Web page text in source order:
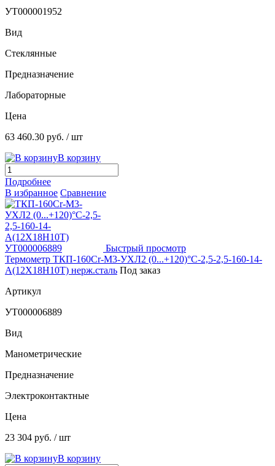
УТ000001952
Вид
Стеклянные
Предназначение
Лабораторные
Цена
63 460.30 руб. / шт
В корзину
Подробнее
В избранное Сравнение
Быстрый просмотр
Термометр ТКП-160Сr-М3-УХЛ2 (0...+120)°С-2,5-2,5-160-14-
А(12Х18Н10Т) нерж.сталь Под заказ
Артикул
УТ000006889
Вид
Манометрические
Предназначение
Электроконтактные
Цена
23 304 руб. / шт
В корзину